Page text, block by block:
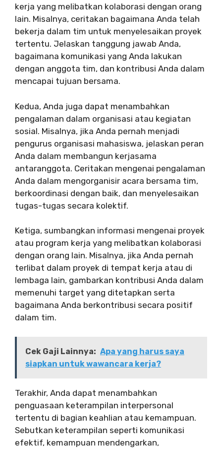
kerja yang melibatkan kolaborasi dengan orang
lain. Misalnya, ceritakan bagaimana Anda telah
bekerja dalam tim untuk menyelesaikan proyek
tertentu. Jelaskan tanggung jawab Anda,
bagaimana komunikasi yang Anda lakukan
dengan anggota tim, dan kontribusi Anda dalam
mencapai tujuan bersama.
Kedua, Anda juga dapat menambahkan
pengalaman dalam organisasi atau kegiatan
sosial. Misalnya, jika Anda pernah menjadi
pengurus organisasi mahasiswa, jelaskan peran
Anda dalam membangun kerjasama
antaranggota. Ceritakan mengenai pengalaman
Anda dalam mengorganisir acara bersama tim,
berkoordinasi dengan baik, dan menyelesaikan
tugas-tugas secara kolektif.
Ketiga, sumbangkan informasi mengenai proyek
atau program kerja yang melibatkan kolaborasi
dengan orang lain. Misalnya, jika Anda pernah
terlibat dalam proyek di tempat kerja atau di
lembaga lain, gambarkan kontribusi Anda dalam
memenuhi target yang ditetapkan serta
bagaimana Anda berkontribusi secara positif
dalam tim.
Cek Gaji Lainnya: Apa yang harus saya
siapkan untuk wawancara kerja?
Terakhir, Anda dapat menambahkan
penguasaan keterampilan interpersonal
tertentu di bagian keahlian atau kemampuan.
Sebutkan keterampilan seperti komunikasi
efektif, kemampuan mendengarkan,